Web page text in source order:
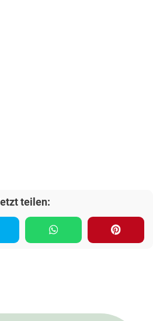
teilen: